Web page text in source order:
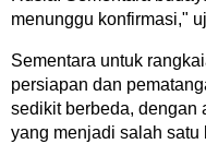
menunggu konfirmasi,"
Sementara untuk
persiapan dan
sedikit berbeda, dengan
yang menjadi salah